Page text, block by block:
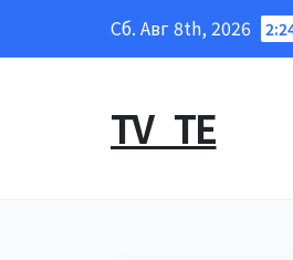
Сб. Авг 8th, 2026
TV_TE